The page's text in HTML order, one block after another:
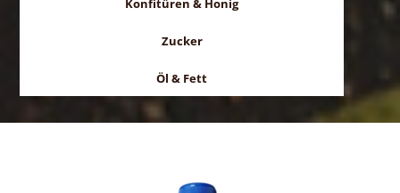
Konfitüren & Honig
Zucker
Öl & Fett